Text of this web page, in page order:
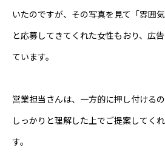
いたのですが、その写真を見て「雰囲
と応募してきてくれた女性もおり、広
ています。
営業担当さんは、一方的に押し付ける
しっかりと理解した上でご提案してく
す。